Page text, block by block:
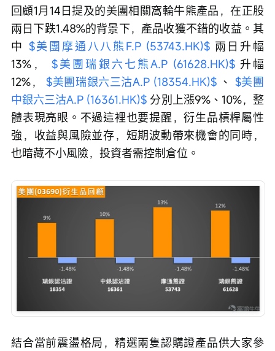
回顧1月14日提及的美團相關窩輪牛熊產品，在正股
兩日下跌1.48%的背景下，產品收獲不錯的收益。其
中 $美團摩通八八熊F.P (53743.HK)$ 兩日升幅
13%， $美團瑞銀六七熊A.P (61628.HK)$ 升幅
12%， $美團瑞銀六三沽A.P (18354.HK)$ 、 $美團
中銀六三沽A.P (16361.HK)$ 分別上漲9%、10%，整
體表現亮眼。不過這裡也要提醒，衍生品槓桿屬性
強，收益與風險並存，短期波動帶來機會的同時，
也暗藏不小風險，投資者需控制倉位。
結合當前震盪格局，精選兩隻認購證產品供大家參